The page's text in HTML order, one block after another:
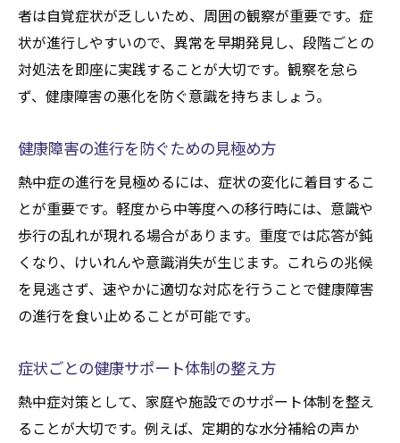
者は自覚症状が乏しいため、周囲の観察が重要です。症
状が進行しやすいので、異常を早期発見し、段階ごとの
対処法を即座に実践することが大切です。観察を怠ら
ず、健康障害の悪化を防ぐ意識を持ちましょう。
健康障害の進行を防ぐための見極め方
熱中症の進行を見極めるには、症状の変化に着目するこ
とが重要です。軽度から中等度への移行時には、意識や
歩行の乱れが現れる場合があります。重度では応答が鈍
くなり、けいれんや意識消失が生じます。これらの兆候
を見逃さず、速やかに適切な対応を行うことで健康障害
の進行を食い止めることが可能です。
症状ごとの健康サポート体制の整え方
熱中症対策として、家庭や施設でのサポート体制を整え
ることが大切です。例えば、定期的な水分補給の声か